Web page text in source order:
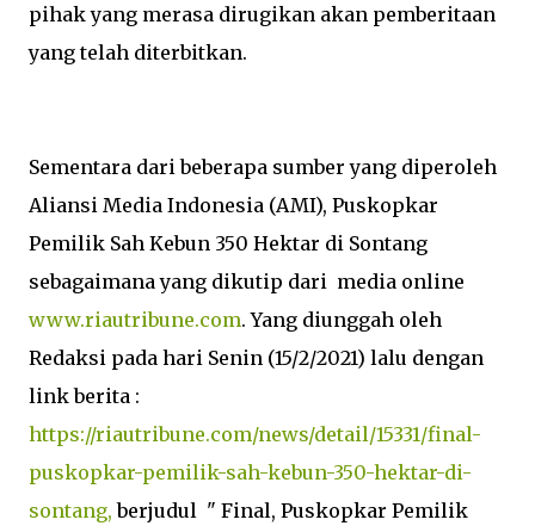
pihak yang merasa dirugikan akan pemberitaan
yang telah diterbitkan.
Sementara dari beberapa sumber yang diperoleh
Aliansi Media Indonesia (AMI), Puskopkar
Pemilik Sah Kebun 350 Hektar di Sontang
sebagaimana yang dikutip dari media online
www.riautribune.com. Yang diunggah oleh
Redaksi pada hari Senin (15/2/2021) lalu dengan
link berita :
https://riautribune.com/news/detail/15331/final-
puskopkar-pemilik-sah-kebun-350-hektar-di-
sontang, berjudul " Final, Puskopkar Pemilik